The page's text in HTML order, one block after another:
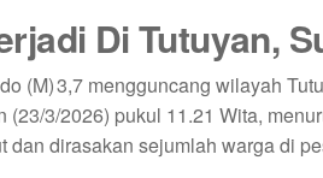
Di Tutuyan,
(M) 3,7 mengguncang wilayah
3/2026) pukul 11.21 Wita,
dan dirasakan sejumlah warga di